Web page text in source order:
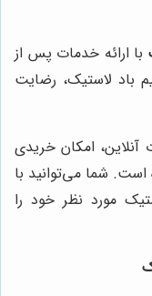
با ارائه خدمات پس از
باد لاستیک، رضایت
آنلاین، امکان خریدی
است. شما می‌توانید با
مورد نظر خود را